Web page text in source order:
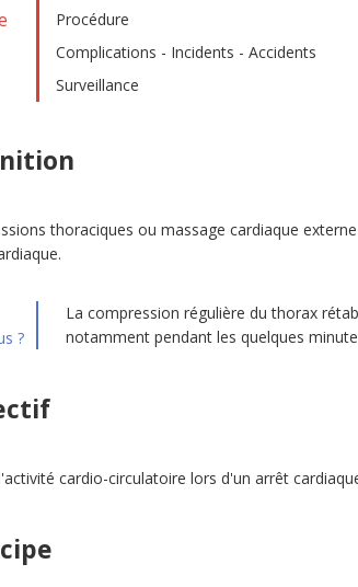
Procédure
Complications - Incidents - Accidents
Surveillance
thoraciques ou massage cardiaque
?
La compression régulière du thorax
notamment pendant les quelques
cardio-circulatoire lors d'un arrêt